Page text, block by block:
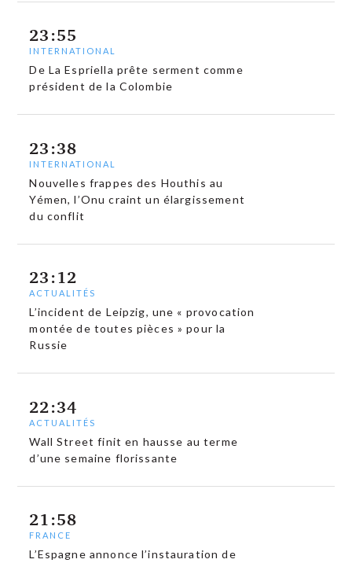
23:55
INTERNATIONAL
De La Espriella prête serment comme
président de la Colombie
23:38
INTERNATIONAL
Nouvelles frappes des Houthis au
Yémen, l’Onu craint un élargissement
du conflit
23:12
ACTUALITÉS
L’incident de Leipzig, une « provocation
montée de toutes pièces » pour la
Russie
22:34
ACTUALITÉS
Wall Street finit en hausse au terme
d’une semaine florissante
21:58
FRANCE
L’Espagne annonce l’instauration de